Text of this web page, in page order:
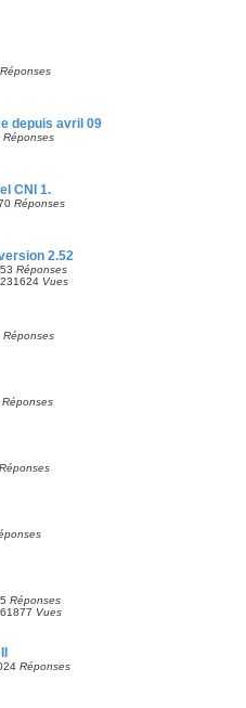
Réponses
depuis avril 09
Réponses
CNI 1.
0 Réponses
2.52
53 Réponses
231624 Vues
Réponses
Réponses
Réponses
Réponses
Vues
24 Réponses